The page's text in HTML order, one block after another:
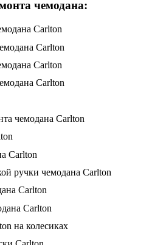
чемодана: